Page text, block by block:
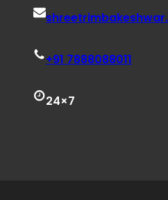
+91 7888088011
24×7